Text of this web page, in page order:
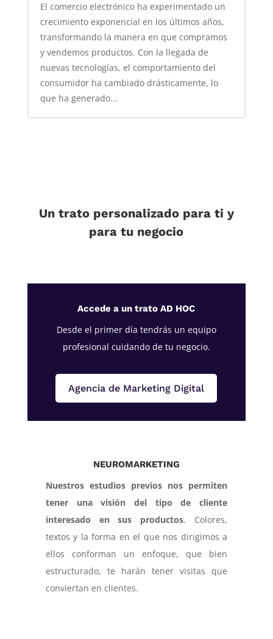
El comercio electrónico ha experimentado un
crecimiento exponencial en los últimos años,
transformando la manera en que compramos
y vendemos productos. Con la llegada de
nuevas tecnologías, el comportamiento del
consumidor ha cambiado drásticamente, lo
que ha generado...
Un trato personalizado para ti y
para tu negocio
Accede a un trato AD HOC
Desde el primer día tendrás un equipo
profesional cuidando de tu negocio.
Agencia de Marketing Digital
NEUROMARKETING
Nuestros estudios previos nos permiten
tener una visión del tipo de cliente
interesado en sus productos. Colores,
textos y la forma en el que nos dirigimos a
ellos conforman un enfoque, que bien
estructurado, te harán tener visitas que
conviertan en clientes.